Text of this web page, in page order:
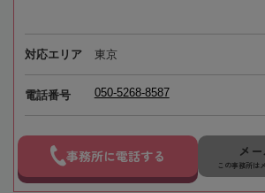
対応エリア 東京
電話番号 050-5268-8587
事務所に電話する メ
この事務所は